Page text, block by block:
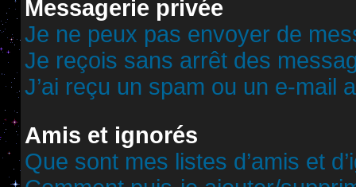
Messagerie privée
Je ne peux pas envoyer de
Je reçois sans arrêt des
J’ai reçu un spam ou un e-mail
Amis et ignorés
Que sont mes listes d’amis et